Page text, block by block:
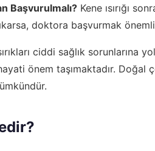
Başvurulmalı? Kene ısırığı
doktora başvurmak
ciddi sağlık
önem taşımaktadır. Doğal